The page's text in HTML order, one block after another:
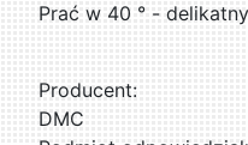
Prać w 40 ° -
Producent:
DMC